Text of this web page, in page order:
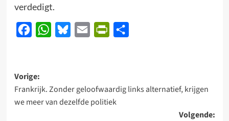
verdedigt.
FacebookWhatsApp
BlueskyEmail PrintFriendly
Bericht
navigatie
Vorige:
Frankrijk. Zonder geloofwaardig links alternatief, krijgen
we meer van dezelfde politiek
Volgende: